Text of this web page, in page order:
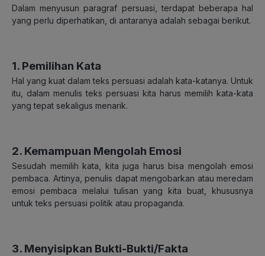
Dalam menyusun paragraf persuasi, terdapat beberapa hal
yang perlu diperhatikan, di antaranya adalah sebagai berikut.
1. Pemilihan Kata
Hal yang kuat dalam teks persuasi adalah kata-katanya. Untuk
itu, dalam menulis teks persuasi kita harus memilih kata-kata
yang tepat sekaligus menarik.
2. Kemampuan Mengolah Emosi
Sesudah memilih kata, kita juga harus bisa mengolah emosi
pembaca. Artinya, penulis dapat mengobarkan atau meredam
emosi pembaca melalui tulisan yang kita buat, khususnya
untuk teks persuasi politik atau propaganda.
3. Menyisipkan Bukti-Bukti/Fakta